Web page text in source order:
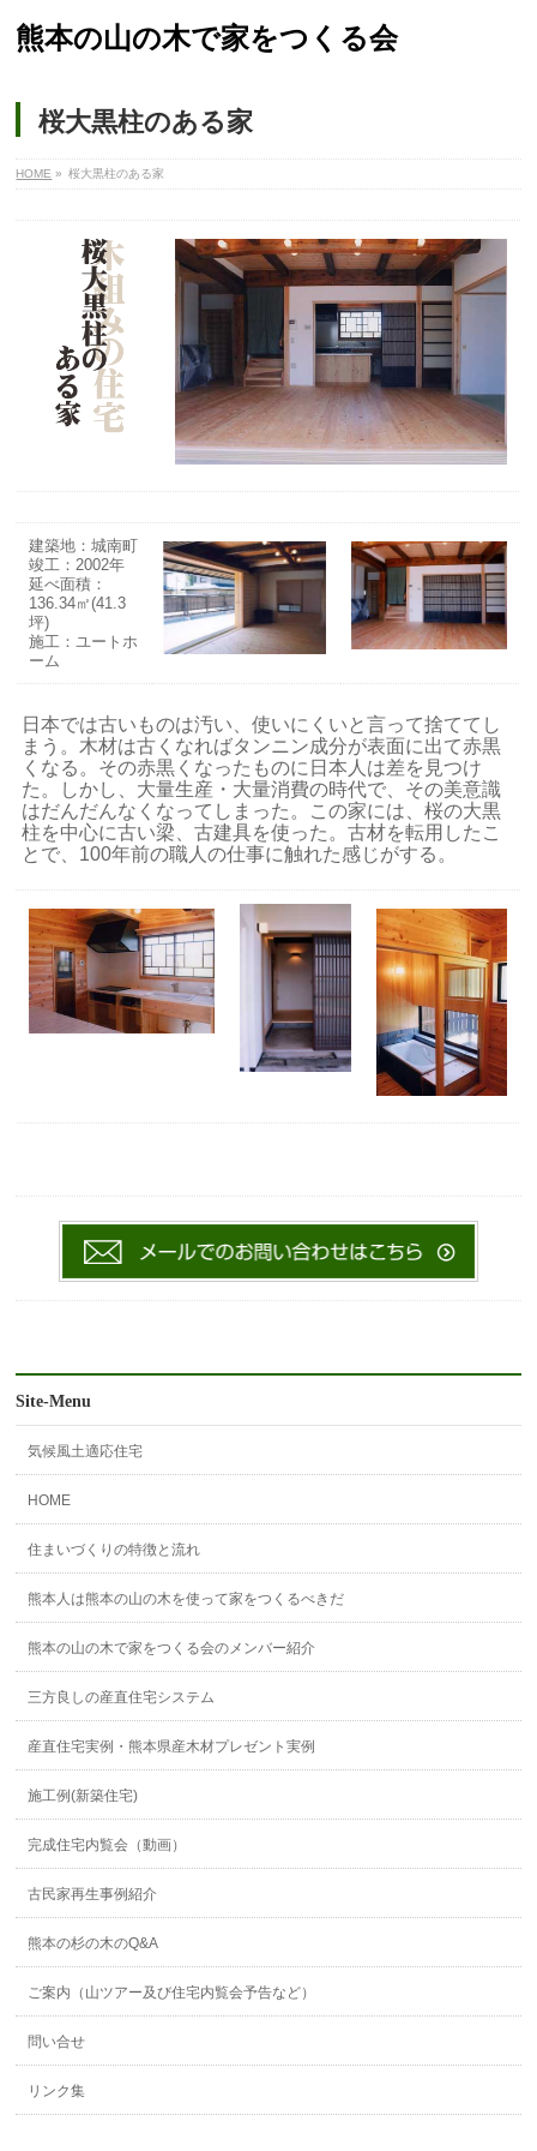
熊本の山の木で家をつくる会
桜大黒柱のある家
HOME » 桜大黒柱のある家
建築地：城南町
竣工：2002年
延べ面積：
136.34㎡(41.3
坪)
施工：ユートホ
ーム
日本では古いものは汚い、使いにくいと言って捨ててし
まう。木材は古くなればタンニン成分が表面に出て赤黒
くなる。その赤黒くなったものに日本人は差を見つけ
た。しかし、大量生産・大量消費の時代で、その美意識
はだんだんなくなってしまった。この家には、桜の大黒
柱を中心に古い梁、古建具を使った。古材を転用したこ
とで、100年前の職人の仕事に触れた感じがする。
Site-Menu
気候風土適応住宅
HOME
住まいづくりの特徴と流れ
熊本人は熊本の山の木を使って家をつくるべきだ
熊本の山の木で家をつくる会のメンバー紹介
三方良しの産直住宅システム
産直住宅実例・熊本県産木材プレゼント実例
施工例(新築住宅)
完成住宅内覧会（動画）
古民家再生事例紹介
熊本の杉の木のQ&A
ご案内（山ツアー及び住宅内覧会予告など）
問い合せ
リンク集